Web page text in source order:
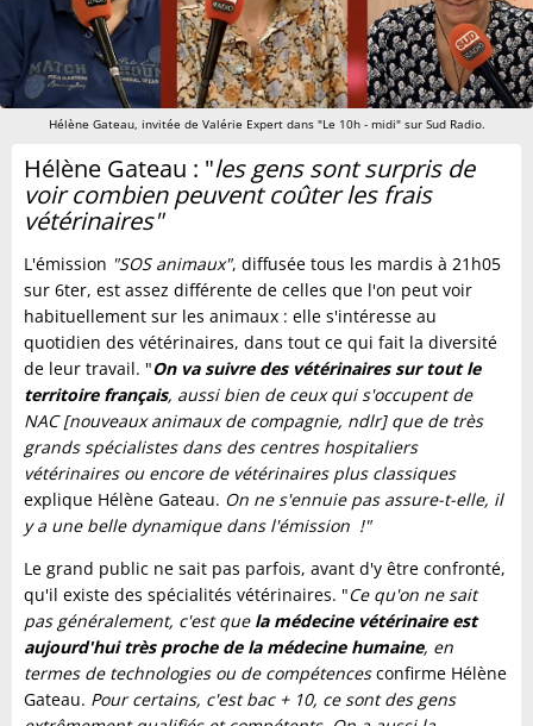
Hélène Gateau, invitée de Valérie Expert dans "Le 10h - midi" sur Sud Radio.
Hélène Gateau : "les gens sont surpris de
voir combien peuvent coûter les frais
vétérinaires"
L'émission "SOS animaux", diffusée tous les mardis à 21h05
sur 6ter, est assez différente de celles que l'on peut voir
habituellement sur les animaux : elle s'intéresse au
quotidien des vétérinaires, dans tout ce qui fait la diversité
de leur travail. "On va suivre des vétérinaires sur tout le
territoire français, aussi bien de ceux qui s'occupent de
NAC [nouveaux animaux de compagnie, ndlr] que de très
grands spécialistes dans des centres hospitaliers
vétérinaires ou encore de vétérinaires plus classiques
explique Hélène Gateau. On ne s'ennuie pas assure-t-elle, il
y a une belle dynamique dans l'émission !"
Le grand public ne sait pas parfois, avant d'y être confronté,
qu'il existe des spécialités vétérinaires. "Ce qu'on ne sait
pas généralement, c'est que la médecine vétérinaire est
aujourd'hui très proche de la médecine humaine, en
termes de technologies ou de compétencesconfirme Hélène
Gateau. Pour certains, c'est bac + 10, ce sont des gens